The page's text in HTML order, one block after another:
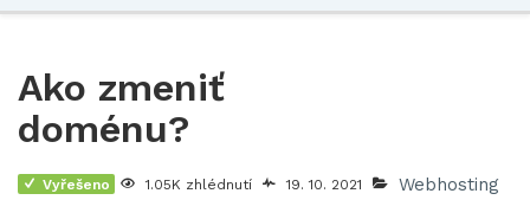
Ako zmeniť
doménu?
Vyřešeno 1.05K zhlédnutí 19. 10. 2021 Webhosting